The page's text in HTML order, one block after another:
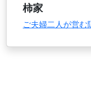
柿家